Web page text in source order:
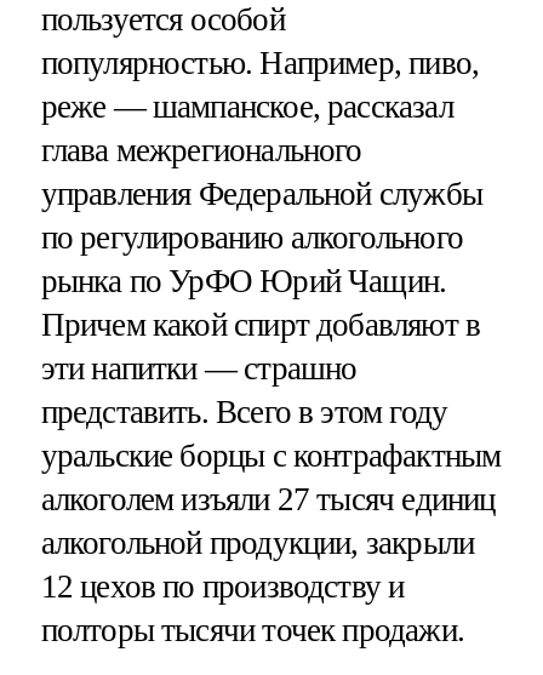
пользуется особой
популярностью. Например, пиво,
реже — шампанское, рассказал
глава межрегионального
управления Федеральной службы
по регулированию алкогольного
рынка по УрФО Юрий Чащин.
Причем какой спирт добавляют в
эти напитки — страшно
представить. Всего в этом году
уральские борцы с контрафактным
алкоголем изъяли 27 тысяч единиц
алкогольной продукции, закрыли
12 цехов по производству и
полторы тысячи точек продажи.